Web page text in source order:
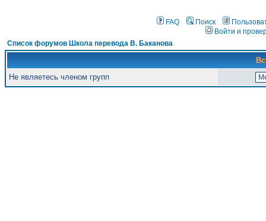
FAQ Поиск
Войти и
Список форумов Школа перевода В. Баканова
Не являетесь членом групп